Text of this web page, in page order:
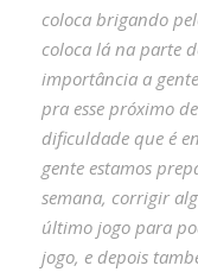
coloca brigando
coloca lá na parte
importância a
pra esse próximo
dificuldade que é
gente estamos
semana, corrigir
último jogo para
jogo, e depois